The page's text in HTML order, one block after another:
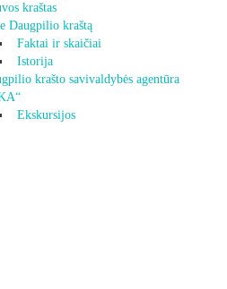
kraštas
Daugpilio kraštą
Faktai ir skaičiai
Istorija
krašto savivaldybės agentūra
Ekskursijos